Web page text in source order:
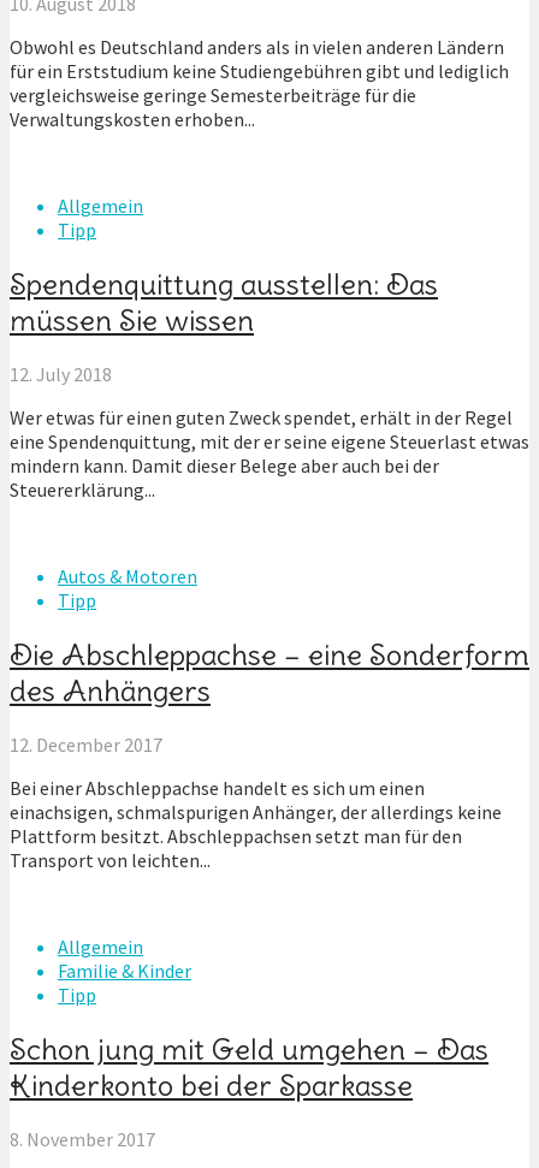
Obwohl es Deutschland anders als in vielen anderen Ländern
für ein Erststudium keine Studiengebühren gibt und lediglich
vergleichsweise geringe Semesterbeiträge für die
Verwaltungskosten erhoben...
Allgemein
Tipp
Spendenquittung ausstellen: Das
müssen Sie wissen
12. July 2018
Wer etwas für einen guten Zweck spendet, erhält in der Regel
eine Spendenquittung, mit der er seine eigene Steuerlast etwas
mindern kann. Damit dieser Belege aber auch bei der
Steuererklärung...
Autos & Motoren
Tipp
Die Abschleppachse – eine Sonderform
des Anhängers
12. December 2017
Bei einer Abschleppachse handelt es sich um einen
einachsigen, schmalspurigen Anhänger, der allerdings keine
Plattform besitzt. Abschleppachsen setzt man für den
Transport von leichten...
Allgemein
Familie & Kinder
Tipp
Schon jung mit Geld umgehen – Das
Kinderkonto bei der Sparkasse
8. November 2017